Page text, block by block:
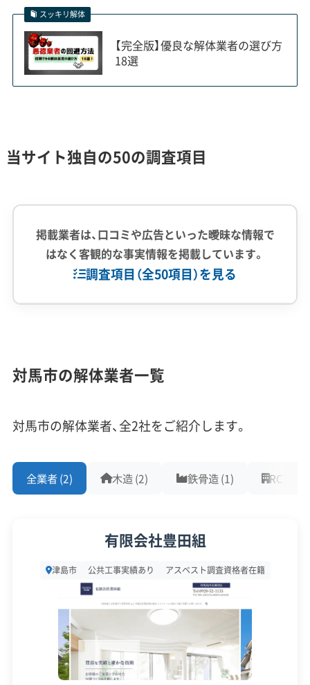
国境の島・対馬の特殊事情：輸送コスト
と行政代執行の現実
を行政が約7,000万円で解体するなど、離島な
す。
対馬市で解体工事を考えるなら、本土とは全く異な
す。例えば、重機を運ぶトラック（10m未満）を本土
円以上の費用がかかります。
さらに、島内で処理できないアスベスト（石綿）とい
った産業廃棄物を運び出す際も、ダンプ1台ごとに
「島嶼プレミアム」の正体です。
島内の物流にも課題はあります。廃棄物の中間処理
施設が北部に集中しているため、解体工事が多い南
部の厳原地区から廃棄物を運ぶには、往復3時間以
上かかることも珍しくありません。この運搬効率の
悪さも、費用が上がる一因です。
スッキリ解体
【完全版】優良な解体業者の選び方
18選
当サイト独自の50の調査項目
掲載業者は、口コミや広告といった曖昧な情報で
はなく客観的な事実情報を掲載しています。
調査項目（全50項目）を見る
従業員30人以上
中間処理場保有
アスベストレベル1,2除去 ブロック塀
土木工事
保有資格(9)
解体工事業登録
産業廃棄物収集運搬業許可
産業廃棄物処分業許可
石綿作業主任者
建築物石綿含有建材調査者
解体工事施工技士
1級土木施工管理技士
1級建設機械施工管理技士
対馬市の解体業者一覧
対馬市の解体業者、全2社をご紹介します。
全業者 (2) 木造 (2) 鉄骨造 (1) RC造 (1)
有限会社豊田組
津島市 公共工事実績あり アスベスト調査資格者在籍